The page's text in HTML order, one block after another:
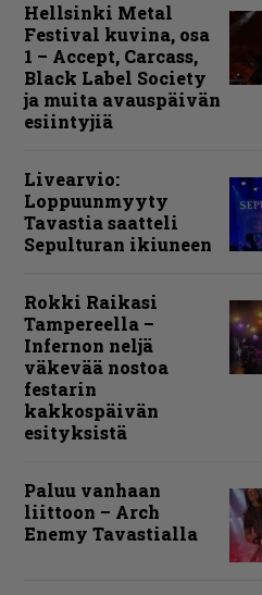
Hellsinki Metal
Festival kuvina, osa
1 – Accept, Carcass,
Black Label Society
ja muita avauspäivän
esiintyjiä
Livearvio:
Loppuunmyyty
Tavastia saatteli
Sepulturan ikiuneen
Rokki Raikasi
Tampereella –
Infernon neljä
väkevää nostoa
festarin
kakkospäivän
esityksistä
Paluu vanhaan
liittoon – Arch
Enemy Tavastialla